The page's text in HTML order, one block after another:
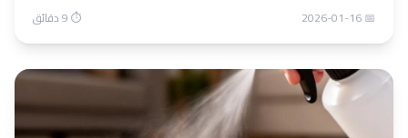
📅 2026-01-16 ⏱ 9 دقائق